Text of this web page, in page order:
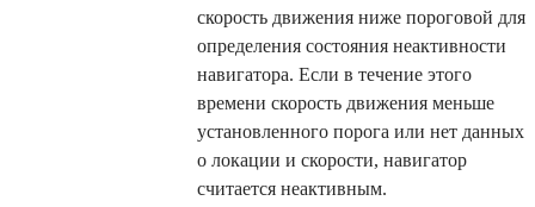
скорость движения ниже пороговой для
определения состояния неактивности
навигатора. Если в течение этого
времени скорость движения меньше
установленного порога или нет данных
о локации и скорости, навигатор
считается неактивным.